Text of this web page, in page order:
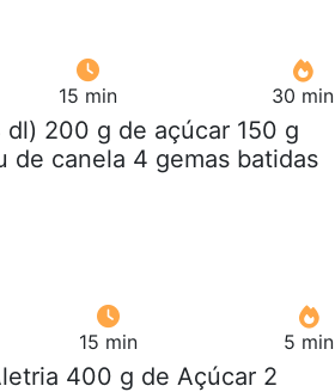
15 min 30 min
200 g de açúcar 150 g
de canela 4 gemas batidas
15 min 5 min
400 g de Açúcar 2